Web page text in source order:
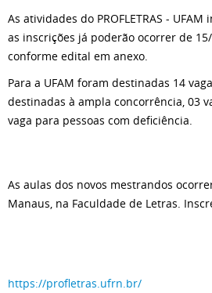
As atividades do PROFLETRAS -
as inscrições já poderão ocorrer de
conforme edital em anexo.
Para a UFAM foram destinadas 14
destinadas à ampla concorrência, 03
vaga para pessoas com deficiência.
As aulas dos novos mestrandos
Manaus, na Faculdade de Letras.
https://profletras.ufrn.br/